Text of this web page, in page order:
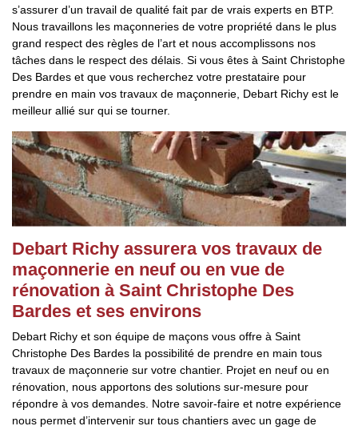
s’assurer d’un travail de qualité fait par de vrais experts en BTP.
Nous travaillons les maçonneries de votre propriété dans le plus
grand respect des règles de l’art et nous accomplissons nos
tâches dans le respect des délais. Si vous êtes à Saint Christophe
Des Bardes et que vous recherchez votre prestataire pour
prendre en main vos travaux de maçonnerie, Debart Richy est le
meilleur allié sur qui se tourner.
Debart Richy assurera vos travaux de
maçonnerie en neuf ou en vue de
rénovation à Saint Christophe Des
Bardes et ses environs
Debart Richy et son équipe de maçons vous offre à Saint
Christophe Des Bardes la possibilité de prendre en main tous
travaux de maçonnerie sur votre chantier. Projet en neuf ou en
rénovation, nous apportons des solutions sur-mesure pour
répondre à vos demandes. Notre savoir-faire et notre expérience
nous permet d’intervenir sur tous chantiers avec un gage de